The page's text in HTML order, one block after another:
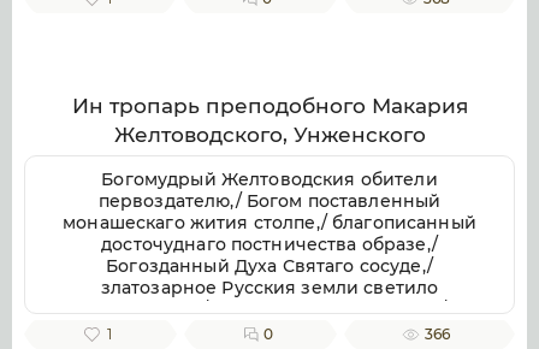
Ин тропарь преподобного Макария
Желтоводского, Унженского
Богомудрый Желтоводския обители
первоздателю,/ Богом поставленный
монашескаго жития столпе,/ благописанный
досточуднаго постничества образе,/
Богозданный Духа Святаго сосуде,/
златозарное Русския земли светило
всесветлое,/ молим тя, отче Макарие,/
светозарною молитв твоих лучею разрешай
1 0 366